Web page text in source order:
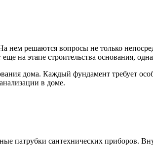
нем решаются вопросы не только
на этапе строительства основания,
дома. Каждый фундамент требует
в доме.
патрубки сантехнических приборов.